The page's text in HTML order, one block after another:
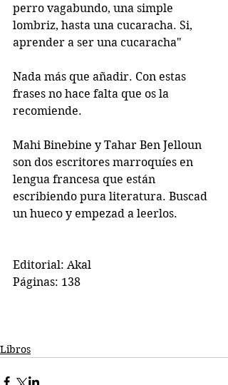
perro vagabundo, una simple
lombriz, hasta una cucaracha. Si,
aprender a ser una cucaracha"
Nada más que añadir. Con estas
frases no hace falta que os la
recomiende.
Mahi Binebine y Tahar Ben Jelloun
son dos escritores marroquíes en
lengua francesa que están
escribiendo pura literatura. Buscad
un hueco y empezad a leerlos.
Editorial: Akal
Páginas: 138
Libros